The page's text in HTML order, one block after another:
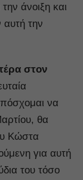
άνοιξη και
την
στον
να
θα
Κώστα
για αυτή
του τόσο